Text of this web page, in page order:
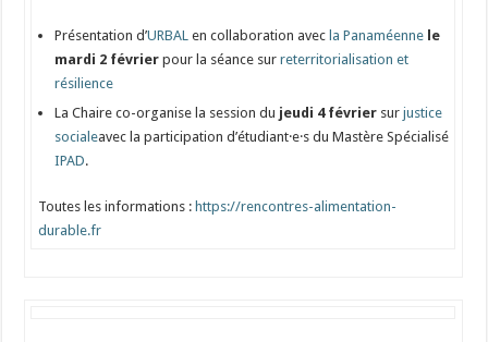
Présentation d’URBAL en collaboration avec la Panaméenne le
mardi 2 févrierpour la séance sur reterritorialisation et
résilience
La Chaire co-organise la session du jeudi 4 févriersur justice
socialeavec la participation d’étudiant·e·s du Mastère Spécialisé
IPAD.
Toutes les informations : https://rencontres-alimentation-
durable.fr